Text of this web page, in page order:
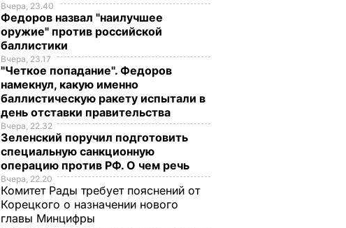
Вчера, 23.40
Федоров назвал "наилучшее
оружие" против российской
баллистики
Вчера, 23.17
"Четкое попадание". Федоров
намекнул, какую именно
баллистическую ракету испытали в
день отставки правительства
Вчера, 22.32
Зеленский поручил подготовить
специальную санкционную
операцию против РФ. О чем речь
Вчера, 22.20
Комитет Рады требует пояснений от
Корецкого о назначении нового
главы Минцифры